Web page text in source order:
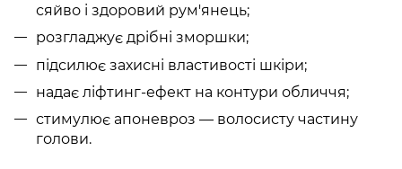
сяйво і здоровий рум'янець;
розгладжує дрібні зморшки;
підсилює захисні властивості шкіри;
надає ліфтинг-ефект на контури обличчя;
стимулює апоневроз — волосисту частину
голови.